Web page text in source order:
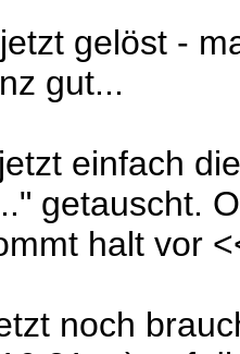
gelöst -
gut...
einfach
getauscht.
halt vor
noch